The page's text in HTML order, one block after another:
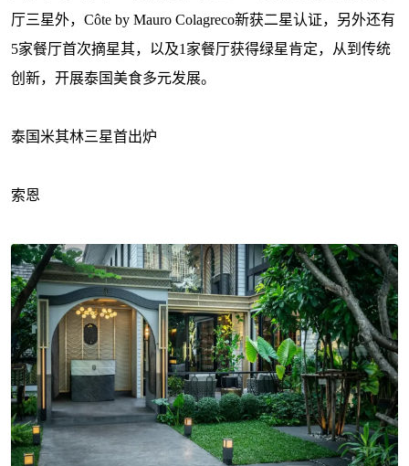
厅三星外，Côte by Mauro Colagreco新获二星认证，另外还有
5家餐厅首次摘星其，以及1家餐厅获得绿星肯定，从到传统
创新，开展泰国美食多元发展。
泰国米其林三星首出炉
索恩